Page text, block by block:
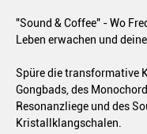
"Sound & Coffee" - Wo
Leben erwachen und
Spüre die transformative
Gongbads, des
Resonanzliege und des
Kristallklangschalen.